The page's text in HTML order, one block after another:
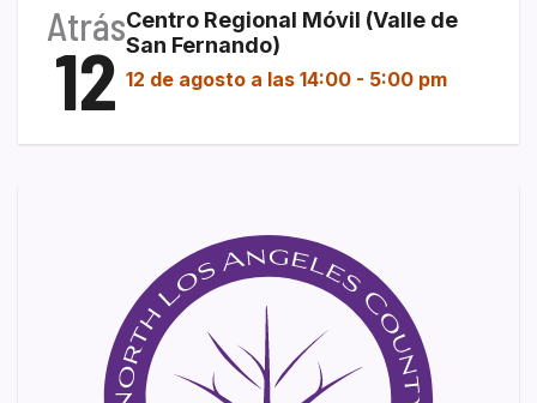
Atrás
12
Centro Regional Móvil (Valle de
San Fernando)
12 de agosto a las 14:00 - 5:00 pm